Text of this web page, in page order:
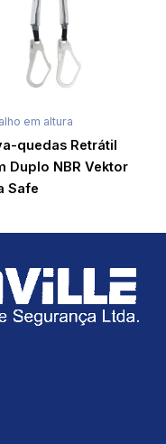
em altura
quedas Retrátil
Duplo NBR Vektor
Safe